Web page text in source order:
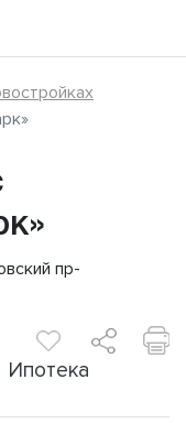
пр-
Ипотека